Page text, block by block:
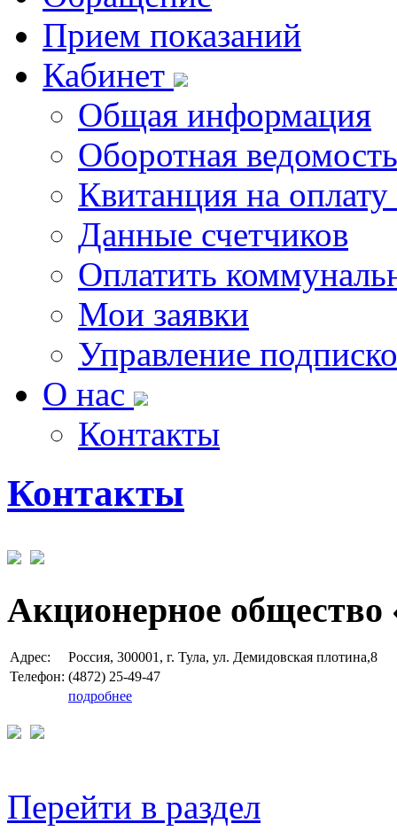
Прием показаний
Кабинет
Общая информация
Оборотная ведомость
Квитанция на
Данные счетчиков
Оплатить
Мои заявки
Управление
О нас
Контакты
Контакты
Акционерное общество
Адрес:
Россия, 300001, г. Тула, ул. Демидовская плотина,8
Телефон: (4872) 25-49-47
подробнее
Перейти в раздел